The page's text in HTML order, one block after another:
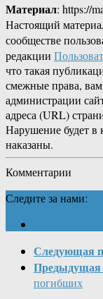
Материал: https://
Настоящий
сообществе
редакции
что такая
смежные права,
администрации
адреса (URL)
Нарушение будет в
наказаны.
Комментарии
Следите за нами:
Следующая
Предыдущая
погибших